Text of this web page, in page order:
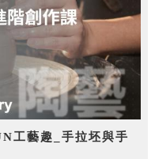
工藝趣_手拉坯與手